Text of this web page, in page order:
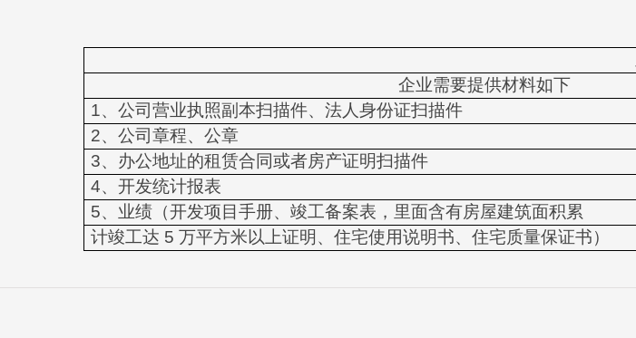
企业需要提供材料如下
1、公司营业执照副本扫描件、法人身份证扫描件
2、公司章程、公章
3、办公地址的租赁合同或者房产证明扫描件
4、开发统计报表
5、业绩（开发项目手册、竣工备案表，里面含有房屋建筑面积累
计竣工达 5 万平方米以上证明、住宅使用说明书、住宅质量保证书）